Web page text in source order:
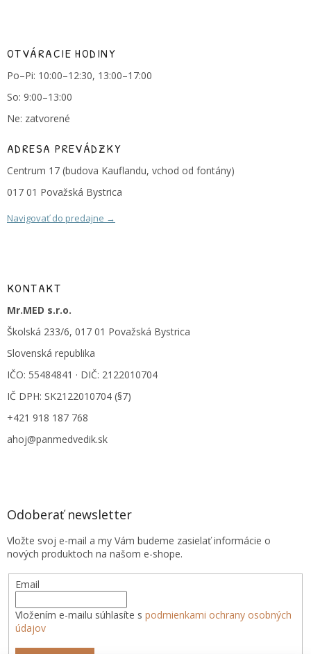
OTVÁRACIE HODINY
Po–Pi: 10:00–12:30, 13:00–17:00
So: 9:00–13:00
Ne: zatvorené
ADRESA PREVÁDZKY
Centrum 17 (budova Kauflandu, vchod od fontány)
017 01 Považská Bystrica
Navigovať do predajne →
KONTAKT
Mr.MED s.r.o.
Školská 233/6, 017 01 Považská Bystrica
Slovenská republika
IČO: 55484841 · DIČ: 2122010704
IČ DPH: SK2122010704 (§7)
+421 918 187 768
ahoj@panmedvedik.sk
Odoberať newsletter
Vložte svoj e-mail a my Vám budeme zasielať informácie o
nových produktoch na našom e-shope.
Email
Vložením e-mailu súhlasíte s podmienkami ochrany osobných
údajov